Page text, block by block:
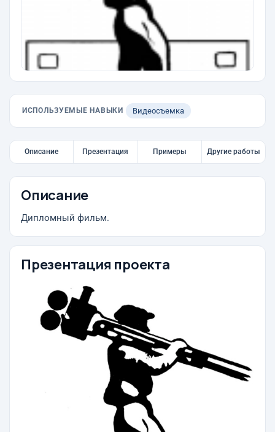
ИСПОЛЬЗУЕМЫЕ НАВЫКИ Видеосъемка
Описание Презентация Примеры Другие работы
Описание
Дипломный фильм.
Презентация проекта